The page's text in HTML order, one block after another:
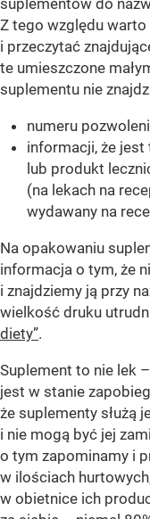
suplementów do
Z tego względu warto
i przeczytać
te umieszczone
suplementu nie
numeru
informacji, że
lub produkt
(na lekach na
wydawany na
Na opakowaniu
informacja o tym, że
i znajdziemy ją przy
wielkość druku
diety”.
Suplement to nie lek
jest w stanie
że suplementy służą
i nie mogą być jej
o tym zapominamy i
w ilościach
w obietnice ich